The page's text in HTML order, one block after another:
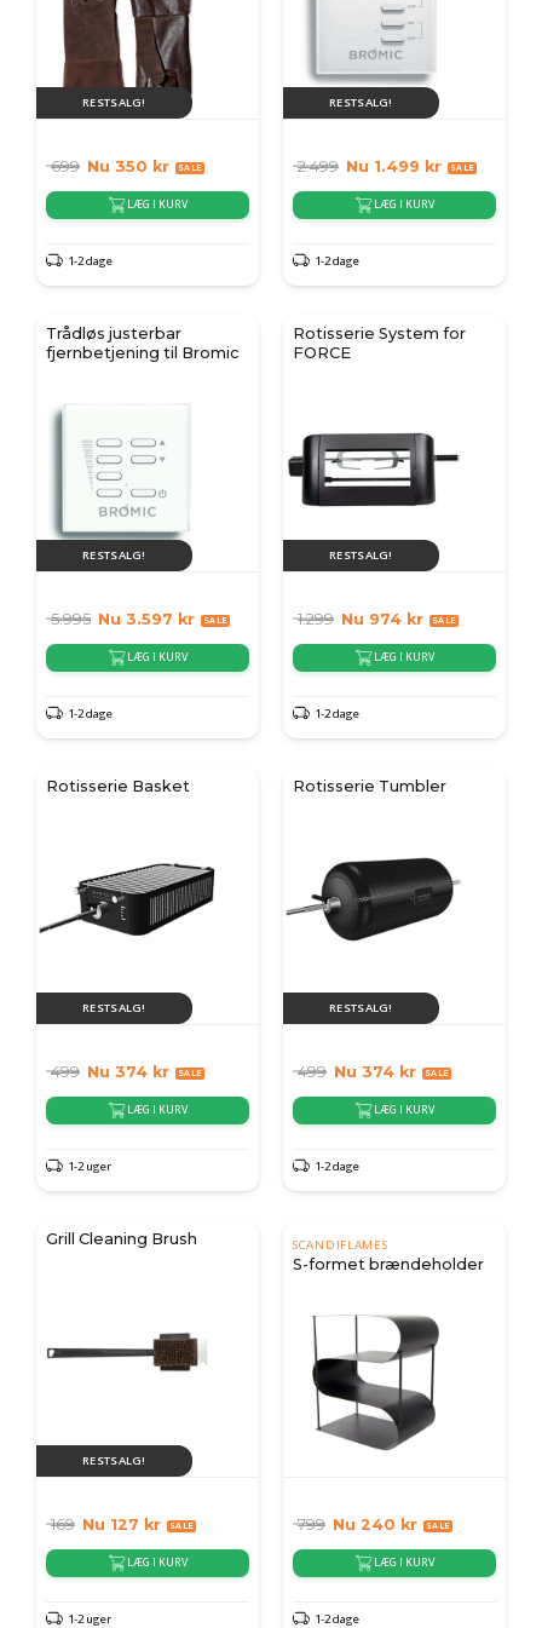
RESTSALG!
699 Nu 350 kr
LÆG I KURV
1-2 dage
RESTSALG!
2.499 Nu 1.499 kr
LÆG I KURV
1-2 dage
Trådløs justerbar
fjernbetjening til Bromic
RESTSALG!
5.995 Nu 3.597 kr
LÆG I KURV
1-2 dage
Rotisserie System for
FORCE
RESTSALG!
1.299 Nu 974 kr
LÆG I KURV
1-2 dage
Rotisserie Basket
RESTSALG!
499 Nu 374 kr
LÆG I KURV
1-2 uger
Rotisserie Tumbler
RESTSALG!
499 Nu 374 kr
LÆG I KURV
1-2 dage
Grill Cleaning Brush
RESTSALG!
169 Nu 127 kr
LÆG I KURV
1-2 uger
SCANDIFLAMES
S-formet brændeholder
799 Nu 240 kr
LÆG I KURV
1-2 dage